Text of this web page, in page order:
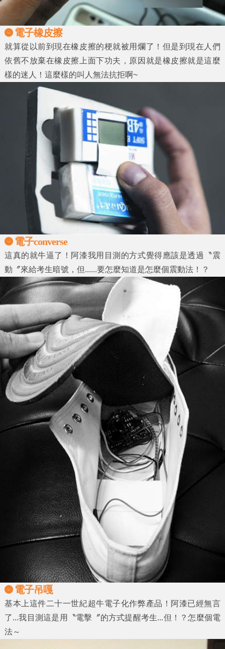
電子橡皮擦
就算從以前到現在橡皮擦的梗就被用爛了！但是到現在人們
依舊不放棄在橡皮擦上面下功夫，原因就是橡皮擦就是這麼
樣的迷人！這麼樣的叫人無法抗拒啊~
電子converse
這真的就牛逼了！阿漆我用目測的方式覺得應該是透過〝震
動〞來給考生暗號，但......要怎麼知道是怎麼個震動法！？
電子吊嘎
基本上這件二十一世紀超牛電子化作弊產品！阿漆已經無言
了...我目測這是用〝電擊〞的方式提醒考生...但！？怎麼個電
法～